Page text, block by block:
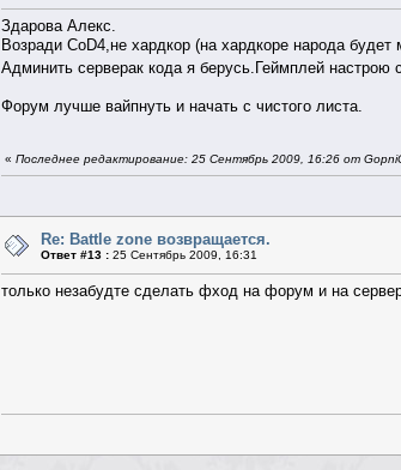
Здарова Алекс.
Возради СoD4,не хардкор (на хардкоре народа
Админить серверак кода я берусь.Геймплей
Форум лучше вайпнуть и начать с чистого листа.
« Последнее редактирование: 25 Сентябрь 2009, 16:26 от
Re: Battle zone возвращается.
Ответ #13 : 25 Сентябрь 2009, 16:31
только незабудте сделать фход на форум и на